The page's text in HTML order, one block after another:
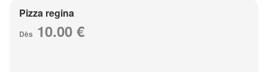
Pizza regina
Dès 10.00 €